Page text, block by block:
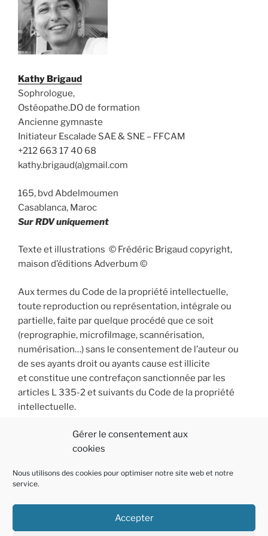
Gérer le consentement aux
cookies
Nous utilisons des cookies pour optimiser notre site web et notre
service.
Accepter
Kathy Brigaud
Sophrologue,
Ostéopathe.DO de formation
Ancienne gymnaste
Initiateur Escalade SAE & SNE – FFCAM
+212 663 17 40 68
kathy.brigaud(a)gmail.com
165, bvd Abdelmoumen
Casablanca, Maroc
Sur RDV uniquement
Texte et illustrations © Frédéric Brigaud copyright,
maison d’éditions Adverbum ©
Aux termes du Code de la propriété intellectuelle,
toute reproduction ou représentation, intégrale ou
partielle, faite par quelque procédé que ce soit
(reprographie, microfilmage, scannérisation,
numérisation…) sans le consentement de l’auteur ou
de ses ayants droit ou ayants cause est illicite
et constitue une contrefaçon sanctionnée par les
articles L 335-2 et suivants du Code de la propriété
intellectuelle.
PolitiqueE- Linkedin